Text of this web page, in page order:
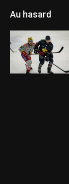
Au hasard